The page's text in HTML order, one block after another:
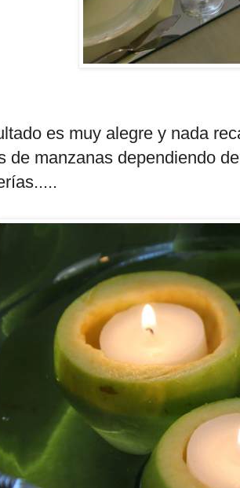
es muy alegre y nada
de manzanas dependiendo